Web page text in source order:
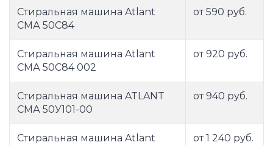
Стиральная машина Atlant
СМА 50С84
от 590 руб.
Стиральная машина Atlant
СМА 50С84 002
от 920 руб.
Стиральная машина ATLANT
СМА 50У101-00
от 940 руб.
Стиральная машина Atlant
от 1 240 руб.